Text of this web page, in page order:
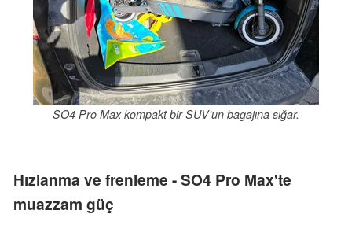
SO4 Pro Max kompakt bir SUV'un bagajına sığar.
Hızlanma ve frenleme - SO4 Pro Max'te
muazzam güç